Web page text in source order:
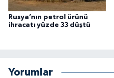
Rusya’nın petrol ürünü
ihracatı yüzde 33 düştü
Yorumlar